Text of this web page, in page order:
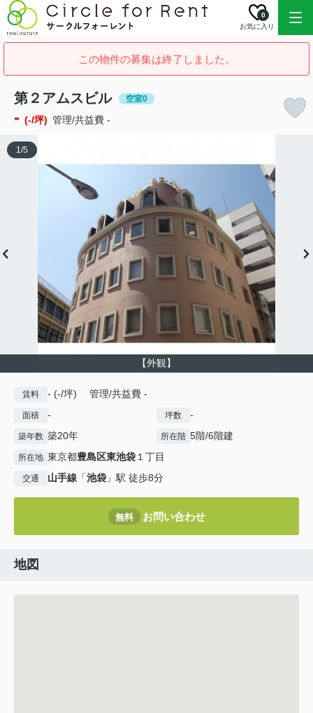
お気に入り
0
この物件の募集は終了しました。
第２アムスビル 空室0
- (-/坪) 管理/共益費 -
【外観】
1/5
賃料 - (-/坪) 管理/共益費 -
面積 - 坪数 -
築年数 築20年 所在階 5階/6階建
所在地 東京都豊島区東池袋１丁目
交通 山手線 「池袋 」駅 徒歩8分
無料 お問い合わせ
地図